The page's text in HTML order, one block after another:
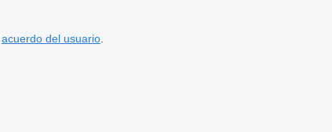
acuerdo del usuario.